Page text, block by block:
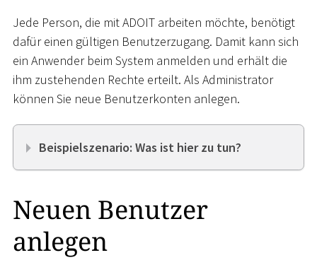
Jede Person, die mit ADOIT arbeiten möchte, benötigt
dafür einen gültigen Benutzerzugang. Damit kann sich
ein Anwender beim System anmelden und erhält die
ihm zustehenden Rechte erteilt. Als Administrator
können Sie neue Benutzerkonten anlegen.
Beispielszenario: Was ist hier zu tun?
Neuen Benutzer
anlegen